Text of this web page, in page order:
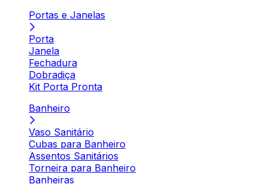
Portas e Janelas
Porta
Janela
Fechadura
Dobradiça
Kit Porta Pronta
Banheiro
Vaso Sanitário
Cubas para Banheiro
Assentos Sanitários
Torneira para Banheiro
Banheiras